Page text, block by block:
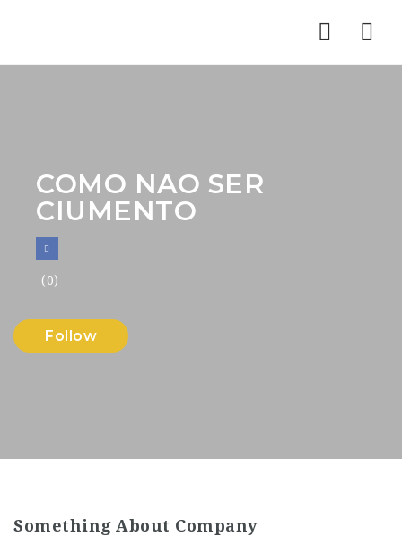
COMO NAO SER
CIUMENTO
(0)
Follow
Something About Company